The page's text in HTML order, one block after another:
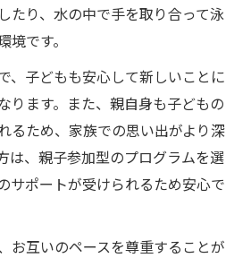
たり、水の中で手を取り合って泳
です。
、子どもも安心して新しいことに
ります。また、親自身も子どもの
るため、家族での思い出がより深
は、親子参加型のプログラムを選
サポートが受けられるため安心で
お互いのペースを尊重することが